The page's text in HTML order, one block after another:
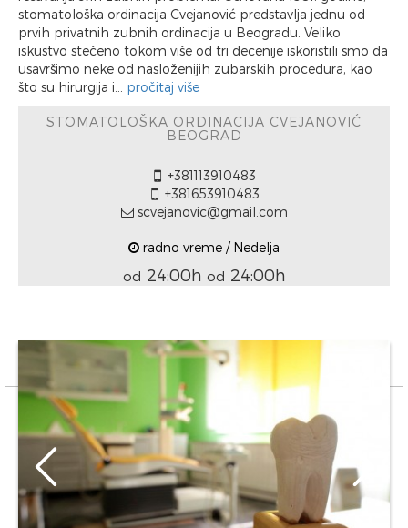
stomatološka ordinacija Cvejanović predstavlja jednu od
prvih privatnih zubnih ordinacija u Beogradu. Veliko
iskustvo stečeno tokom više od tri decenije iskoristili smo da
usavršimo neke od nasloženijih zubarskih procedura, kao
što su hirurgija i... pročitaj više
STOMATOLOŠKA ORDINACIJA CVEJANOVIĆ
BEOGRAD
+381113910483
+381653910483
scvejanovic@gmail.com
radno vreme / Nedelja
od 24:00h od 24:00h